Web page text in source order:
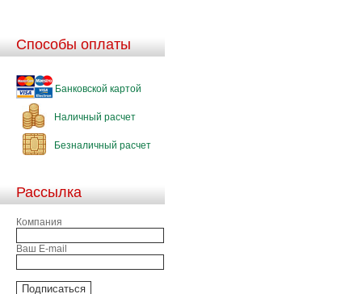
Способы оплаты
Банковской картой
Наличный расчет
Безналичный расчет
Рассылка
Компания
Ваш E-mail